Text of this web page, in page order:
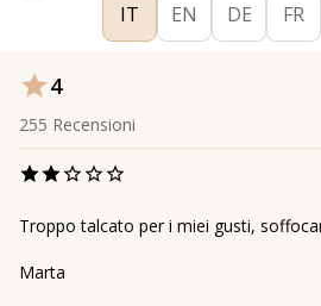
IT EN DE FR
4
255 Recensioni
Troppo talcato per i miei gusti,
Marta